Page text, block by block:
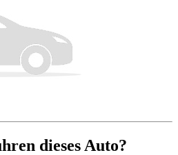
dieses Auto?